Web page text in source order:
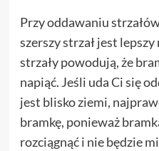
Przy oddawaniu
szerszy strzał jest
strzały powodują, że
napiąć. Jeśli uda Ci się
jest blisko ziemi,
bramkę, ponieważ
rozciągnąć i nie będzie